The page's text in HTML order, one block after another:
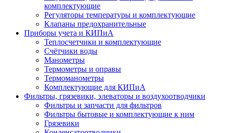
комплектующие
Регуляторы температуры и комплектующие
Клапаны предохранительные
Приборы учета и КИПиА
Теплосчетчики и комплектующие
Счётчики воды
Манометры
Термометры и оправы
Термоманометры
Комплектующие для КИПиА
Фильтры, грязевики, элеваторы и воздухоотводчики
Фильтры и запчасти для фильтров
Фильтры бытовые и комплектующие к ним
Грязевики